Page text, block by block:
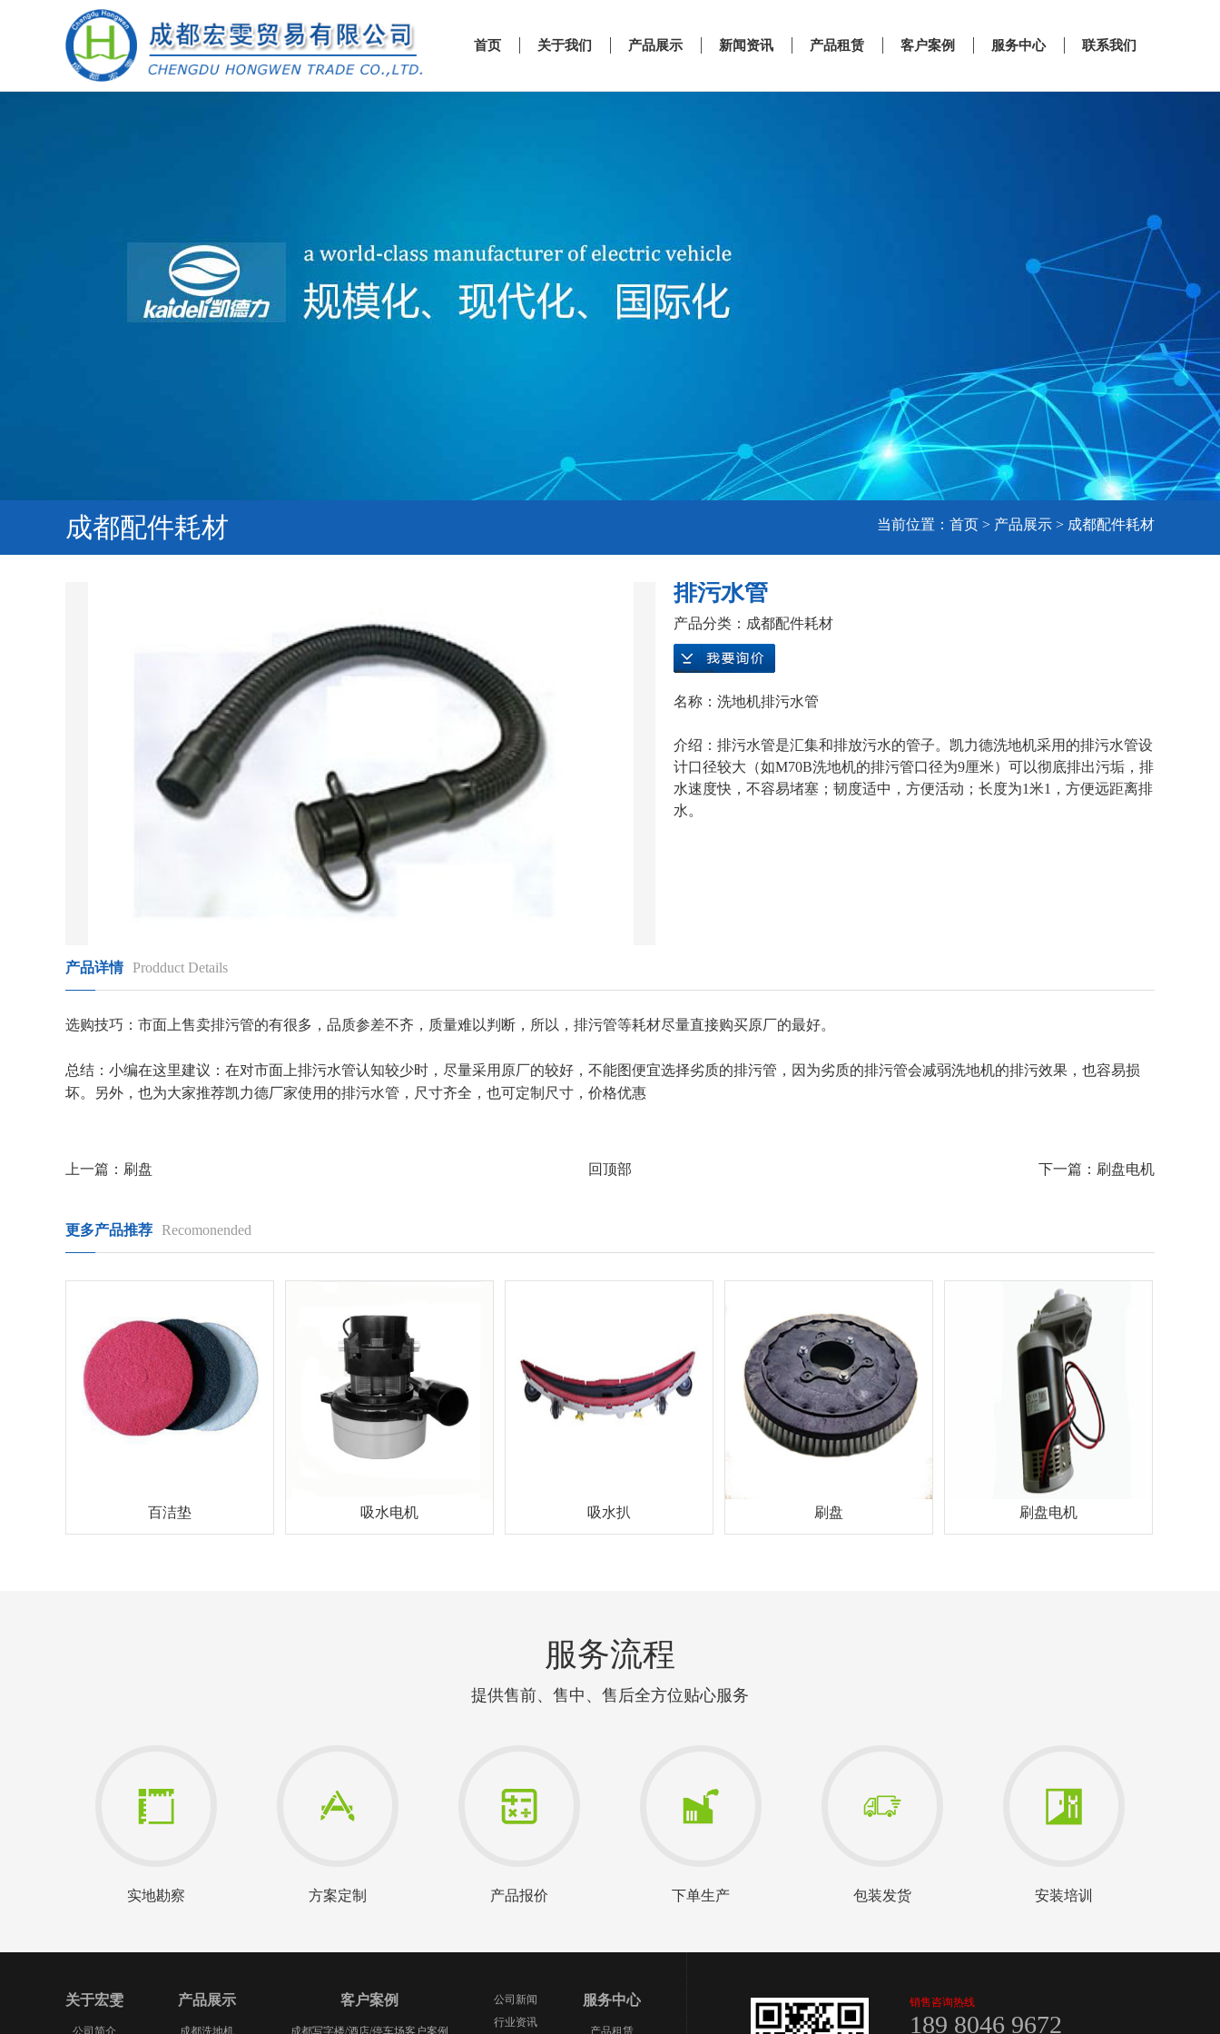
首页 关于我们 产品展示 新闻资讯 产品租赁 客户案例 服务中心 联系我们
成都配件耗材 当前位置： 首页 > 产品展示 > 成都配件耗材
排污水管
产品分类： 成都配件耗材
要询价
名称：洗地机排污水管
介绍：排污水管是汇集和排放污水的管子。凯力德洗地机采用的排污水管设
计口径较大（如M70B洗地机的排污管口径为9厘米）可以彻底排出污垢，排
水速度快，不容易堵塞；韧度适中，方便活动；长度为1米1，方便远距离排
水。
产品详情 Prodduct Details
选购技巧：市面上售卖排污管的有很多，品质参差不齐，质量难以判断，所以，排污管等耗材尽量直接购买原厂的最好。
总结：小编在这里建议：在对市面上排污水管认知较少时，尽量采用原厂的较好，不能图便宜选择劣质的排污管，因为劣质的排污管会减弱洗地机的排污效果，也容易损
坏。另外，也为大家推荐凯力德厂家使用的排污水管，尺寸齐全，也可定制尺寸，价格优惠
上一篇： 刷盘 回顶部 下一篇： 刷盘电机
更多产品推荐 Recomonended
百洁垫 吸水电机 吸水扒 刷盘 刷盘电机
服务流程
提供售前、售中、售后全方位贴心服务
实地勘察 方案定制 产品报价 下单生产 包装发货 安装培训
关于宏雯
公司简介
产品展示
成都洗地机
客户案例
成都写字楼/酒店/停车场客户案例
公司新闻
行业资讯
服务中心
产品租赁
销售咨询热线
189 8046 9672